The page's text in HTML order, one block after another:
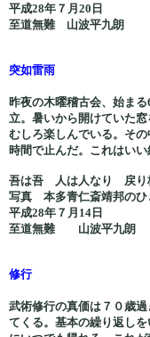
平成28年７月20日
至道無難 山波平九朗
突如雷雨
昨夜の木曜稽古会、始ま
立。暑いから開けていた
むしろ楽しんでいる。そ
時間で止んだ。これはいい
吾は吾 人は人なり
写真 本多青仁斎靖邦
平成28年７月14日
至道無難 山波平九朗
修行
武術修行の真価は７０歳
てくる。基本の繰り返し